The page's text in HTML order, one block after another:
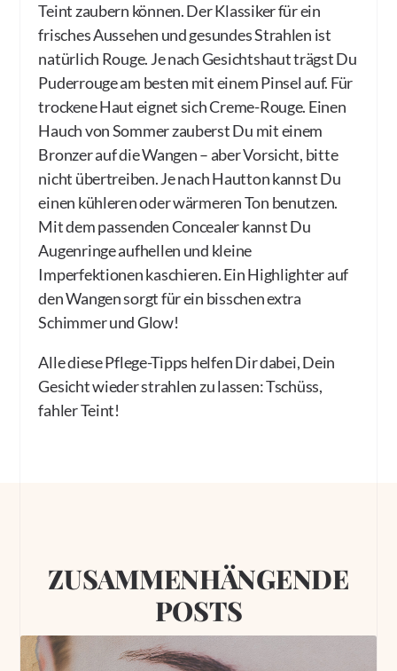
Teint zaubern können. Der Klassiker für ein
frisches Aussehen und gesundes Strahlen ist
natürlich Rouge. Je nach Gesichtshaut trägst Du
Puderrouge am besten mit einem Pinsel auf. Für
trockene Haut eignet sich Creme-Rouge. Einen
Hauch von Sommer zauberst Du mit einem
Bronzer auf die Wangen – aber Vorsicht, bitte
nicht übertreiben. Je nach Hautton kannst Du
einen kühleren oder wärmeren Ton benutzen.
Mit dem passenden Concealer kannst Du
Augenringe aufhellen und kleine
Imperfektionen kaschieren. Ein Highlighter auf
den Wangen sorgt für ein bisschen extra
Schimmer und Glow!
Alle diese Pflege-Tipps helfen Dir dabei, Dein
Gesicht wieder strahlen zu lassen: Tschüss,
fahler Teint!
ZUSAMMENHÄNGENDE
POSTS